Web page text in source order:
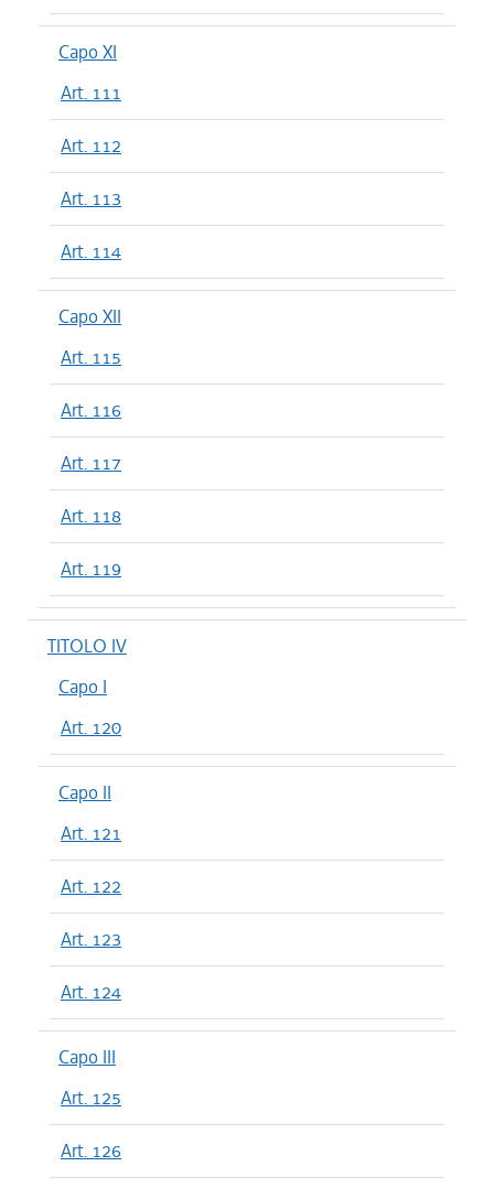
Capo XI
Art. 111
Art. 112
Art. 113
Art. 114
Capo XII
Art. 115
Art. 116
Art. 117
Art. 118
Art. 119
TITOLO IV
Capo I
Art. 120
Capo II
Art. 121
Art. 122
Art. 123
Art. 124
Capo III
Art. 125
Art. 126